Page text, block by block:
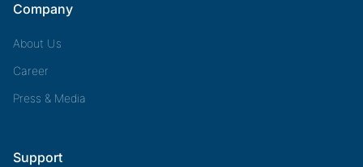
Company
About Us
Career
Press & Media
Support